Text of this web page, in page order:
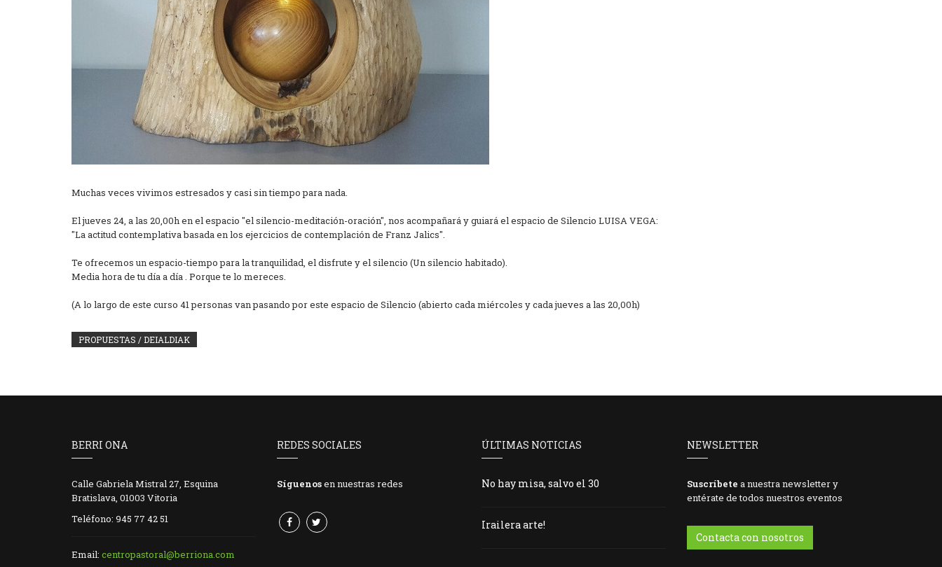
Muchas veces vivimos estresados y casi sin tiempo para nada.
El jueves 24, a las 20,00h en el espacio "el silencio-meditación-oración", nos acompañará y guiará el espacio de Silencio LUISA VEGA:
"La actitud contemplativa basada en los ejercicios de contemplación de Franz Jalics".
Te ofrecemos un espacio-tiempo para la tranquilidad, el disfrute y el silencio (Un silencio habitado).
Media hora de tu día a día . Porque te lo mereces.
(A lo largo de este curso 41 personas van pasando por este espacio de Silencio (abierto cada miércoles y cada jueves a las 20,00h)
PROPUESTAS / DEIALDIAK
BERRI ONA
Calle Gabriela Mistral 27, Esquina
Bratislava, 01003 Vitoria
Teléfono: 945 77 42 51
Email: centropastoral@berriona.com
REDES SOCIALES
Síguenosen nuestras redes
ÚLTIMAS NOTICIAS
No hay misa, salvo el 30
Irailera arte!
NEWSLETTER
Suscríbete a nuestra newsletter y
entérate de todos nuestros eventos
Contacta con nosotros